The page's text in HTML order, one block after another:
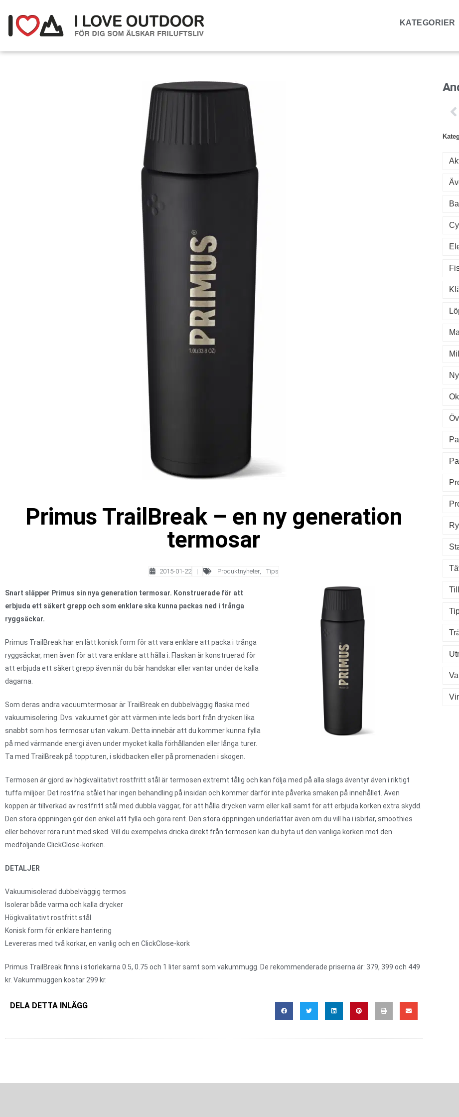
KATEGORIER
Primus TrailBreak – en ny generation
termosar
2015-01-22 | Produktnyheter, Tips
Snart släpper Primus sin nya generation termosar. Konstruerade för att
erbjuda ett säkert grepp och som enklare ska kunna packas ned i trånga
ryggsäckar.
Primus TrailBreak har en lätt konisk form för att vara enklare att packa i trånga
ryggsäckar, men även för att vara enklare att hålla i. Flaskan är konstruerad för
att erbjuda ett säkert grepp även när du bär handskar eller vantar under de kalla
dagarna.
Som deras andra vacuumtermosar är TrailBreak en dubbelväggig flaska med
vakuumisolering. Dvs. vakuumet gör att värmen inte leds bort från drycken lika
snabbt som hos termosar utan vakum. Detta innebär att du kommer kunna fylla
på med värmande energi även under mycket kalla förhållanden eller långa turer.
Ta med TrailBreak på toppturen, i skidbacken eller på promenaden i skogen.
Termosen är gjord av högkvalitativt rostfritt stål är termosen extremt tålig och kan följa med på alla slags äventyr även i riktigt
tuffa miljöer. Det rostfria stålet har ingen behandling på insidan och kommer därför inte påverka smaken på innehållet. Även
koppen är tillverkad av rostfritt stål med dubbla väggar, för att hålla drycken varm eller kall samt för att erbjuda korken extra skydd.
Den stora öppningen gör den enkel att fylla och göra rent. Den stora öppningen underlättar även om du vill ha i isbitar, smoothies
eller behöver röra runt med sked. Vill du exempelvis dricka direkt från termosen kan du byta ut den vanliga korken mot den
medföljande ClickClose-korken.
DETALJER
Vakuumisolerad dubbelväggig termos
Isolerar både varma och kalla drycker
Högkvalitativt rostfritt stål
Konisk form för enklare hantering
Levereras med två korkar, en vanlig och en ClickClose-kork
Primus TrailBreak finns i storlekarna 0.5, 0.75 och 1 liter samt som vakummugg. De rekommenderade priserna är: 379, 399 och 449
kr. Vakummuggen kostar 299 kr.
DELA DETTA INLÄGG